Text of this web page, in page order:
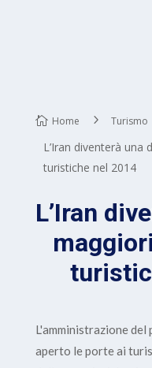
Home Turismo
L’Iran diventerà una
turistiche nel 2014
L’Iran
L'amministrazione del
aperto le porte ai